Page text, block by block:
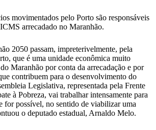
movimentados pelo Porto são responsáveis
arrecadado no Maranhão.
2050 passam, impreterivelmente, pela
que é uma unidade econômica muito
Maranhão por conta da arrecadação e por
contribuem para o desenvolvimento do
Legislativa, representada pela Frente
à Pobreza, vai trabalhar intensamente para
for possível, no sentido de viabilizar uma
o deputado estadual, Arnaldo Melo.